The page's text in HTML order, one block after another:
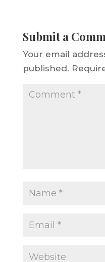
b
o
o
r
Submit a
Your email
published.